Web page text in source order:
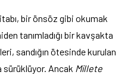
bir önsöz gibi okumak
tanımladığı bir kavşakta
sandığın ötesinde kurulan
Ancak Millete